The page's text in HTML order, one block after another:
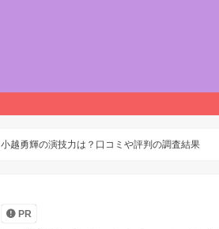
小越勇輝の演技力は？口コミや評判の調査結果
PR